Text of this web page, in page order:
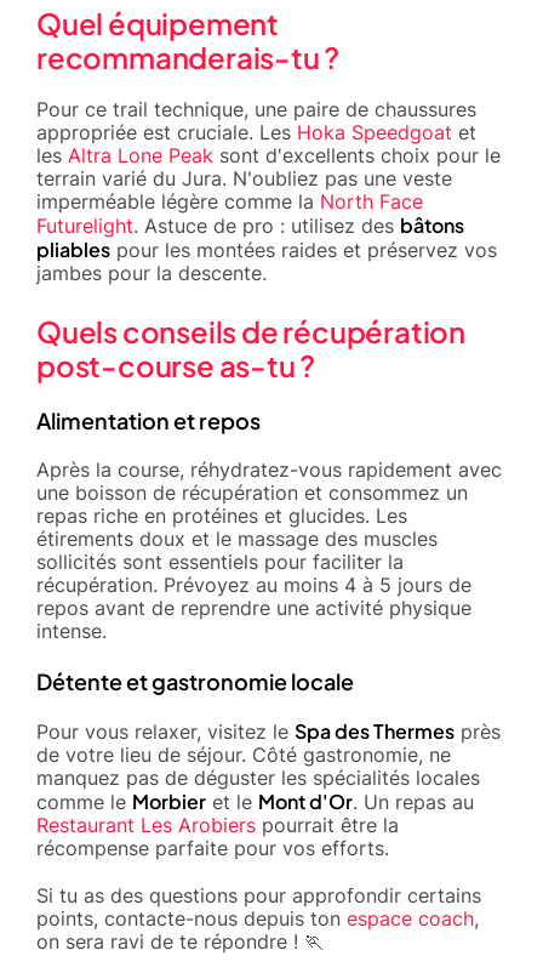
Quel équipement
recommanderais-tu ?
Pour ce trail technique, une paire de chaussures
appropriée est cruciale. Les Hoka Speedgoat et
les Altra Lone Peak sont d'excellents choix pour le
terrain varié du Jura. N'oubliez pas une veste
imperméable légère comme la North Face
Futurelight. Astuce de pro : utilisez des bâtons
pliables pour les montées raides et préservez vos
jambes pour la descente.
Quels conseils de récupération
post-course as-tu ?
Alimentation et repos
Après la course, réhydratez-vous rapidement avec
une boisson de récupération et consommez un
repas riche en protéines et glucides. Les
étirements doux et le massage des muscles
sollicités sont essentiels pour faciliter la
récupération. Prévoyez au moins 4 à 5 jours de
repos avant de reprendre une activité physique
intense.
Détente et gastronomie locale
Pour vous relaxer, visitez le Spa des Thermes près
de votre lieu de séjour. Côté gastronomie, ne
manquez pas de déguster les spécialités locales
comme le Morbier et le Mont d'Or. Un repas au
Restaurant Les Arobiers pourrait être la
récompense parfaite pour vos efforts.
Si tu as des questions pour approfondir certains
points, contacte-nous depuis ton espace coach,
on sera ravi de te répondre ! 🏃